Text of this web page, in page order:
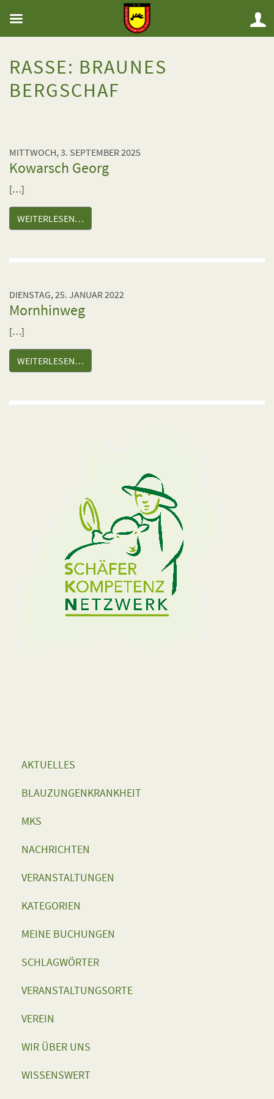
RASSE: BRAUNES
BERGSCHAF
MITTWOCH, 3. SEPTEMBER 2025
Kowarsch Georg
[…]
WEITERLESEN…
DIENSTAG, 25. JANUAR 2022
Mornhinweg
[…]
WEITERLESEN…
AKTUELLES
BLAUZUNGENKRANKHEIT
MKS
NACHRICHTEN
VERANSTALTUNGEN
KATEGORIEN
MEINE BUCHUNGEN
SCHLAGWÖRTER
VERANSTALTUNGSORTE
VEREIN
WIR ÜBER UNS
WISSENSWERT